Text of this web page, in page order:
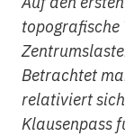
topografische
Betrachtet
relativiert sich
Klausenpass